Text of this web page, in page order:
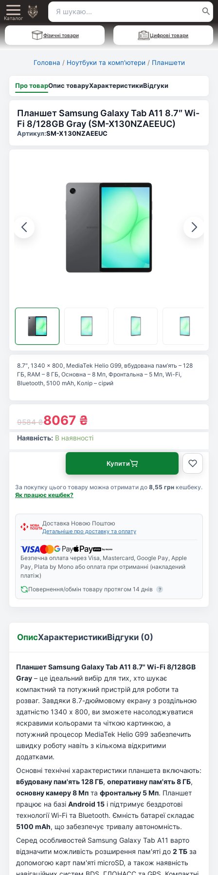
Перейти
до
вмісту
Main
Menu
Каталог
Пошук
для:
Фізичні товари Цифрові товари
Головна / Ноутбуки та комп'ютери / Планшети
Про товарОпис товаруХарактеристикиВідгуки
Планшет Samsung Galaxy Tab A11 8.7″ Wi-
Fi 8/128GB Gray (SM-X130NZAEEUC)
Артикул:SM-X130NZAEEUC
9584₴8067 ₴
8.7″, 1340 x 800, MediaTek Helio G99, вбудована пам’ять – 128
ГБ, RAM – 8 ГБ, Основна – 8 Мп, Фронтальна – 5 Мп, Wi-Fi,
Bluetooth, 5100 mAh, Колір – сірий
Наявність: В наявності
За покупку цього товару можна отримати до 8,55 грн кешбеку.
Як працює кешбек?
Купити
Доставка Новою Поштою
Детальніше про доставку та оплату
Безпечна оплата через Visa, Mastercard, Google Pay, Apple
Pay, Plata by Mono або оплата при отриманні (накладений
платіж)
Повернення/обмін товару протягом 14 днів
?
ОписХарактеристикиВідгуки (0)
Планшет Samsung Galaxy Tab A11 8.7" Wi-Fi 8/128GB
Gray – це ідеальний вибір для тих, хто шукає
компактний та потужний пристрій для роботи та
розваг. Завдяки 8.7-дюймовому екрану з роздільною
здатністю 1340 x 800, ви зможете насолоджуватися
яскравими кольорами та чіткою картинкою, а
потужний процесор MediaTek Helio G99 забезпечить
швидку роботу навіть з кількома відкритими
додатками.
Основні технічні характеристики планшета включають:
вбудовану пам'ять 128 ГБ, оперативну пам'ять 8 ГБ,
основну камеру 8 Мп та фронтальну 5 Мп. Планшет
працює на базі Android 15 і підтримує бездротові
технології Wi-Fi та Bluetooth. Ємність батареї складає
5100 mAh, що забезпечує тривалу автономність.
Серед особливостей Samsung Galaxy Tab A11 варто
відзначити можливість розширення пам'яті до 2 ТБ за
допомогою карт пам'яті microSD, а також наявність